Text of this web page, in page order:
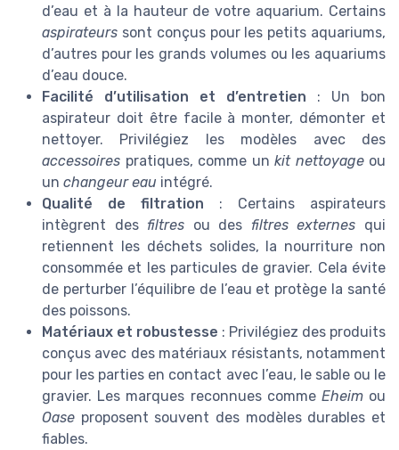
d’eau et à la hauteur de votre aquarium. Certains
aspirateurs sont conçus pour les petits aquariums,
d’autres pour les grands volumes ou les aquariums
d’eau douce.
Facilité d’utilisation et d’entretien : Un bon
aspirateur doit être facile à monter, démonter et
nettoyer. Privilégiez les modèles avec des
accessoires pratiques, comme un kit nettoyageou
un changeur eau intégré.
Qualité de filtration : Certains aspirateurs
intègrent des filtres ou des filtres externes qui
retiennent les déchets solides, la nourriture non
consommée et les particules de gravier. Cela évite
de perturber l’équilibre de l’eau et protège la santé
des poissons.
Matériaux et robustesse : Privilégiez des produits
conçus avec des matériaux résistants, notamment
pour les parties en contact avec l’eau, le sable ou le
gravier. Les marques reconnues comme Eheimou
Oase proposent souvent des modèles durables et
fiables.